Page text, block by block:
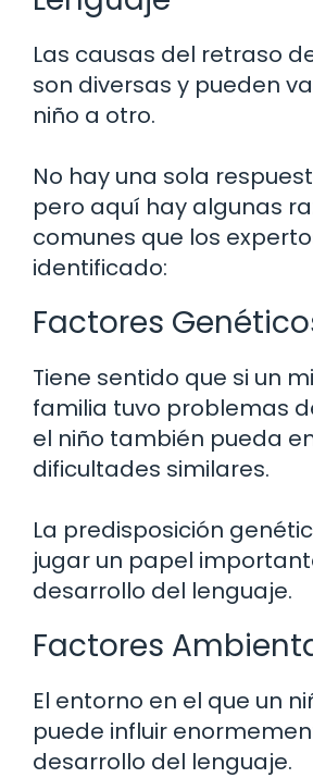
Las causas del retraso
son diversas y pueden
niño a otro.
No hay una sola
pero aquí hay algunas
comunes que los
identificado:
Factores
Tiene sentido que si un
familia tuvo problemas
el niño también pueda
dificultades similares.
La predisposición
jugar un papel
desarrollo del lenguaje.
Factores
El entorno en el que un
puede influir
desarrollo del lenguaje.